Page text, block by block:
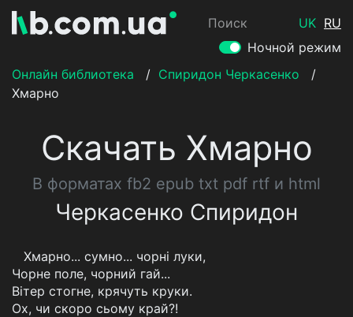
Поиск UK RU
Ночной режим
Онлайн библиотека
/ Спиридон Черкасенко
/
Хмарно
Скачать Хмарно
В форматах fb2 epub txt pdf rtf и html
Черкасенко Спиридон
Хмарно... сумно... чорні луки,
Чорне поле, чорний гай...
Вітер стогне, крячуть круки.
Ох, чи скоро сьому край?!